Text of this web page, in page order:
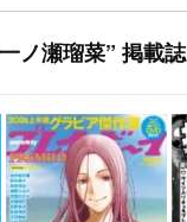
ノ瀬瑠菜” 掲載誌